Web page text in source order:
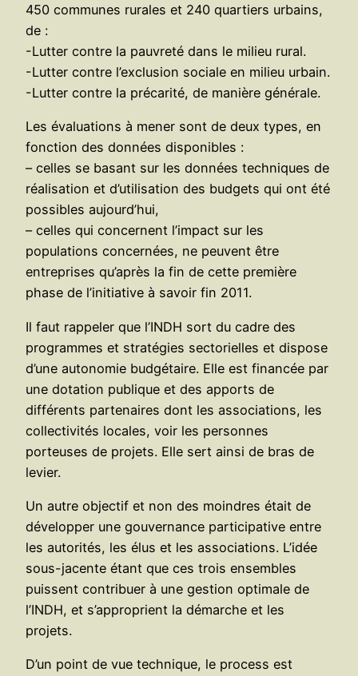
450 communes rurales et 240 quartiers urbains,
de :
-Lutter contre la pauvreté dans le milieu rural.
-Lutter contre l’exclusion sociale en milieu urbain.
-Lutter contre la précarité, de manière générale.
Les évaluations à mener sont de deux types, en
fonction des données disponibles :
– celles se basant sur les données techniques de
réalisation et d’utilisation des budgets qui ont été
possibles aujourd’hui,
– celles qui concernent l’impact sur les
populations concernées, ne peuvent être
entreprises qu’après la fin de cette première
phase de l’initiative à savoir fin 2011.
Il faut rappeler que l’INDH sort du cadre des
programmes et stratégies sectorielles et dispose
d’une autonomie budgétaire. Elle est financée par
une dotation publique et des apports de
différents partenaires dont les associations, les
collectivités locales, voir les personnes
porteuses de projets. Elle sert ainsi de bras de
levier.
Un autre objectif et non des moindres était de
développer une gouvernance participative entre
les autorités, les élus et les associations. L’idée
sous-jacente étant que ces trois ensembles
puissent contribuer à une gestion optimale de
l’INDH, et s’approprient la démarche et les
projets.
D’un point de vue technique, le process est